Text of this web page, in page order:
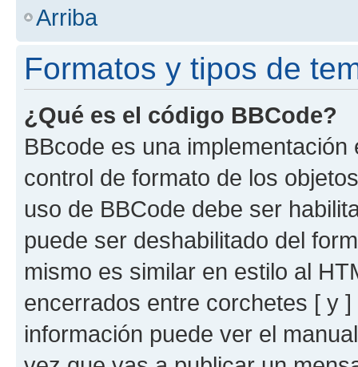
Arriba
Formatos y tipos de
¿Qué es el código BBCode?
BBcode es una
control de formato de los
uso de BBCode debe ser
puede ser deshabilitado del
mismo es similar en estilo al
encerrados entre corchetes [ y
información puede ver el